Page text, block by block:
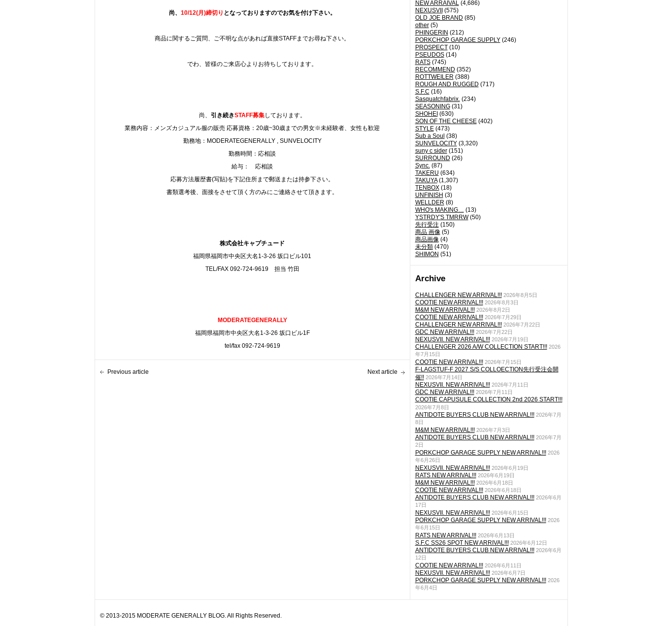
NEW ARRAIVAL(4,686)
NEXUSVII
(575)
OLD JOE BRAND (85)
other(5)
PHINGERIN (212)
PORKCHOP GARAGE SUPPLY(246)
PROSPECT(10)
PSEUDOS(14)
RATS(745)
RECOMMEND (352)
ROTTWEILER (388)
ROUGH AND RUGGED (717)
S.F.C (16)
Sasquatchfabrix.(234)
SEASONING(31)
SHOHEI (630)
SON OF THE CHEESE(402)
STYLE(473)
Sub a Soul (38)
SUNVELOCITY(3,320)
suny c sider(151)
SURROUND (26)
Sync.(87)
TAKERU (634)
TAKUYA(1,307)
TENBOX(18)
UNFINISH (3)
WELLDER (8)
WHO's MAKING… (13)
YSTRDY'S TMRRW(50)
先行受注 (150)
商品 画像(5)
商品画像(4)
未分類(470)
SHIMON (51)
Archive
CHALLENGER NEW ARRIVAL!!! 2026年8月5日
COOTIE NEW ARRIVAL!!! 2026年8月3日
M&M NEW ARRIVAL!!! 2026年8月2日
COOTIE NEW ARRIVAL!!! 2026年7月29日
CHALLENGER NEW ARRIVAL!!! 2026年7月22日
GDC NEW ARRIVAL!!! 2026年7月22日
NEXUSVII. NEW ARRIVAL!!! 2026年7月19日
CHALLENGER 2026 A/W COLLECTION START!!! 2026
年7月15日
COOTIE NEW ARRIVAL!!! 2026年7月15日
F-LAGSTUF-F 2027 S/S COLLOECTION先行受注会開
催!! 2026年7月14日
NEXUSVII. NEW ARRIVAL!!! 2026年7月11日
GDC NEW ARRIVAL!!! 2026年7月11日
COOTIE CAPUSULE COLLECTION 2nd 2026 START!!!
2026年7月8日
ANTIDOTE BUYERS CLUB NEW ARRIVAL!!! 2026年7月
8日
M&M NEW ARRIVAL!!! 2026年7月3日
ANTIDOTE BUYERS CLUB NEW ARRIVAL!!! 2026年7月
2日
PORKCHOP GARAGE SUPPLY NEW ARRIVAL!!! 2026
年6月26日
NEXUSVII. NEW ARRIVAL!!! 2026年6月19日
RATS NEW ARRIVAL!!! 2026年6月19日
M&M NEW ARRIVAL!!! 2026年6月18日
COOTIE NEW ARRIVAL!!! 2026年6月18日
ANTIDOTE BUYERS CLUB NEW ARRIVAL!!! 2026年6月
17日
NEXUSVII. NEW ARRIVAL!!! 2026年6月15日
PORKCHOP GARAGE SUPPLY NEW ARRIVAL!!! 2026
年6月15日
RATS NEW ARRIVAL!!! 2026年6月13日
S.F.C SS26 SPOT NEW ARRIVAL!!! 2026年6月12日
ANTIDOTE BUYERS CLUB NEW ARRIVAL!!! 2026年6月
12日
COOTIE NEW ARRIVAL!!! 2026年6月11日
NEXUSVII. NEW ARRIVAL!!! 2026年6月7日
PORKCHOP GARAGE SUPPLY NEW ARRIVAL!!! 2026
年6月4日
尚、 10/12(月)締切り となっておりますのでお気を付け下さい。
商品に関するご質問、ご不明な点があれば直接STAFFまでお尋ね下さい。
でわ、皆様のご来店心よりお待ちしております。
尚、 引き続きSTAFF募集しております。
業務内容：メンズカジュアル服の販売 応募資格：20歳~30歳までの男女※未経験者、女性も歓迎
勤務地：MODERATEGENERALLY , SUNVELOCITY
勤務時間：応相談
給与： 応相談
応募方法履歴書(写貼)を下記住所まで郵送または持参下さい。
書類選考後、面接をさせて頂く方のみにご連絡させて頂きます。
株式会社キャプチュード
福岡県福岡市中央区大名1-3-26 坂口ビル101
TEL/FAX 092-724-9619 担当 竹田
MODERATEGENERALLY
福岡県福岡市中央区大名1-3-26 坂口ビル1F
tel/fax 092-724-9619
Previous article Next article
© 2013-2015 MODERATE GENERALLY BLOG. All Rights Reserved.